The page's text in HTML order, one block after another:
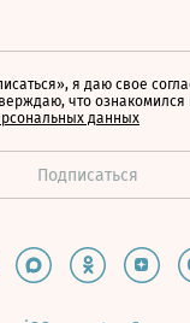
я даю свое
что
данных